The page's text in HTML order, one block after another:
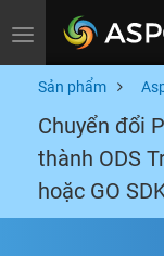
Toggle navigation
Sản phẩm
Chuyển đổi
thành ODS
hoặc GO